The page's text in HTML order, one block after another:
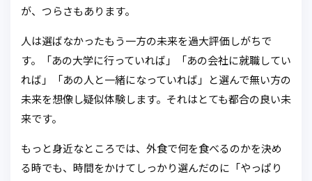
が、つらさもあります。
人は選ばなかったもう一方の未来を過大評価しがちで
す。「あの大学に行っていれば」「あの会社に就職してい
れば」「あの人と一緒になっていれば」と選んで無い方の
未来を想像し疑似体験します。それはとても都合の良い未
来です。
もっと身近なところでは、外食で何を食べるのかを決め
る時でも、時間をかけてしっかり選んだのに「やっぱり